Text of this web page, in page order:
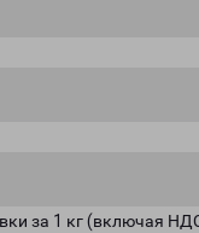
за 1 кг (включая